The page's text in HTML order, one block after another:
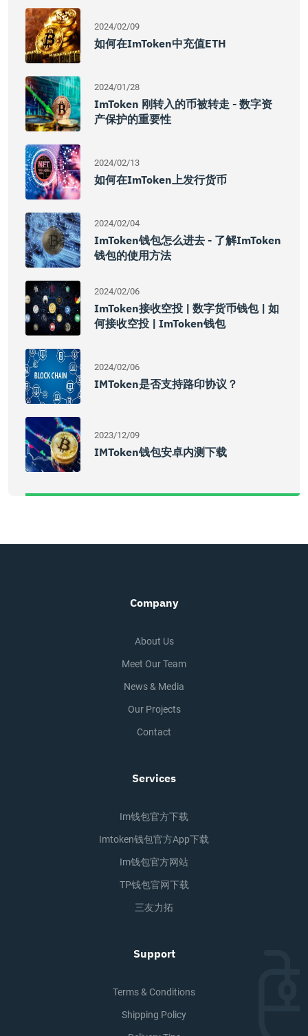
2024/02/09
如何在imToken中充值ETH
2024/01/28
ImToken 刚转入的币被转走 - 数字资
产保护的重要性
2024/02/13
如何在imToken上发行货币
2024/02/04
ImToken钱包怎么进去 - 了解imToken
钱包的使用方法
2024/02/06
ImToken接收空投 | 数字货币钱包 | 如
何接收空投 | ImToken钱包
2024/02/06
IMToken是否支持路印协议？
2023/12/09
IMToken钱包安卓内测下载
Company
About Us
Meet Our Team
News & Media
Our Projects
Contact
Services
Im钱包官方下载
Imtoken钱包官方app下载
Im钱包官方网站
TP钱包官网下载
三友力拓
Support
Terms & Conditions
Shipping Policy